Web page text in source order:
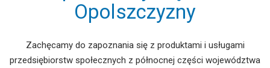
Opolszczyzny
Zachęcamy do zapoznania się z produktami i usługami
przedsiębiorstw społecznych z północnej części województwa